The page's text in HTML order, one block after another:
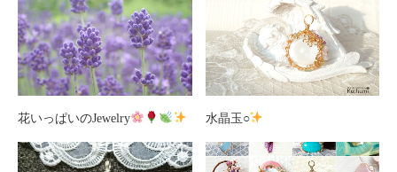
花いっぱいのJewelry 水晶玉○